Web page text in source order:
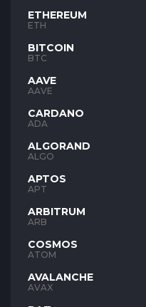
ETHEREUM
ETH
BITCOIN
BTC
AAVE
AAVE
CARDANO
ADA
ALGORAND
ALGO
APTOS
APT
ARBITRUM
ARB
COSMOS
ATOM
AVALANCHE
AVAX